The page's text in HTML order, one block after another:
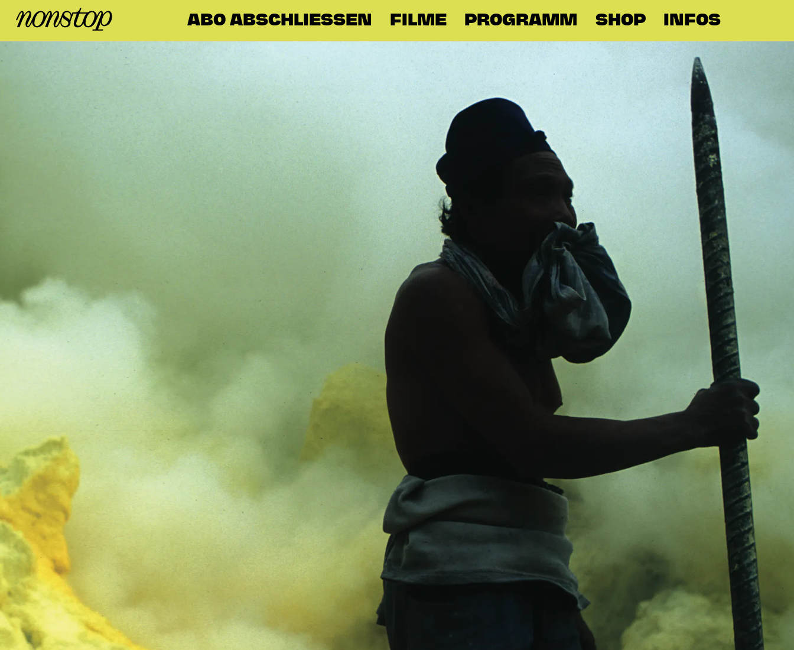
ABO ABSCHLIESSEN FILME PROGRAMM SHOP INFOS